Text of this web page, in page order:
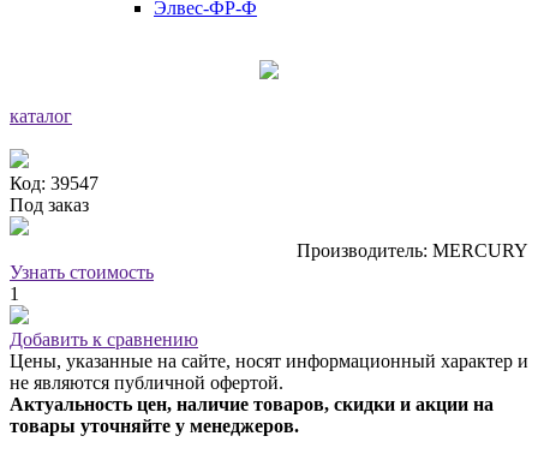
Элвес-ФР-Ф
каталог
Код: 39547
Под заказ
Производитель: MERCURY
Узнать стоимость
1
Добавить к сравнению
Цены, указанные на сайте, носят информационный характер и
не являются публичной офертой.
Актуальность цен, наличие товаров, скидки и акции на
товары уточняйте у менеджеров.